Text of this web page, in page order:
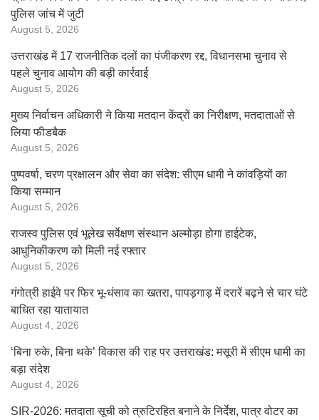
पुलिस जांच में जुटी
August 5, 2026
उत्तराखंड में 17 राजनीतिक दलों का पंजीकरण रद्द, विधानसभा चुनाव से
पहले चुनाव आयोग की बड़ी कार्रवाई
August 5, 2026
मुख्य निर्वाचन अधिकारी ने किया मतदान केंद्रों का निरीक्षण, मतदाताओं से
लिया फीडबैक
August 5, 2026
पुष्पवर्षा, चरण प्रक्षालन और सेवा का संदेश: सीएम धामी ने कांवड़ियों का
किया सम्मान
August 5, 2026
राजस्व पुलिस एवं भूलेख सर्वेक्षण संस्थान अल्मोड़ा होगा हाईटेक,
आधुनिकीकरण को मिली नई रफ्तार
August 5, 2026
गंगोत्री हाईवे पर फिर भू-धंसाव का खतरा, पापड़गाड़ में दरारें बढ़ने से चार घंटे
बाधित रहा यातायात
August 4, 2026
‘बिना रुके, बिना थके’ विकास की राह पर उत्तराखंड: मसूरी में सीएम धामी का
बड़ा संदेश
August 4, 2026
SIR-2026: मतदाता सूची को त्रुटिरहित बनाने के निर्देश, पात्र वोटर का